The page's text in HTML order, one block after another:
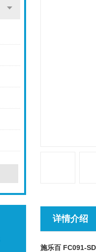
详情介绍
施乐百 FC091-